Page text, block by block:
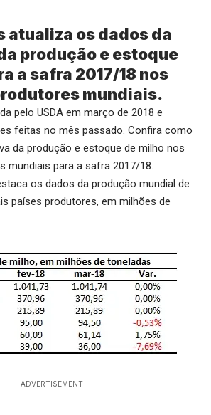
atualiza os dados da
produção e estoque
a safra 2017/18 nos
mundiais.
pelo USDA em março de 2018 e
feitas no mês passado. Confira como
da produção e estoque de milho nos
mundiais para a safra 2017/18.
os dados da produção mundial de
países produtores, em milhões de
- ADVERTISEMENT -